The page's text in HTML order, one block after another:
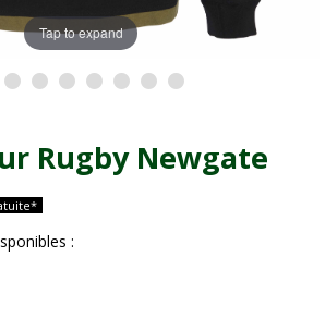
Tap to expand
Rugby Newgate
: